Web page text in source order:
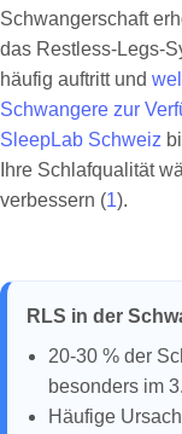
Schwangerschaft
das Restless-Legs-
häufig auftritt und
Schwangere zur
SleepLab Schweiz
Ihre Schlafqualität
verbessern (1).
RLS in der
20-30 % der
besonders im
Häufige